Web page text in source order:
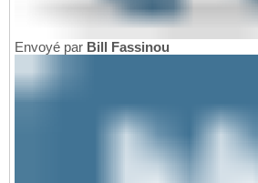
Envoyé par Bill Fassinou